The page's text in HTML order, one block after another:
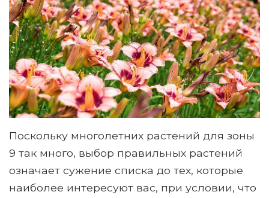
Поскольку многолетних растений для зоны
9 так много, выбор правильных растений
означает сужение списка до тех, которые
наиболее интересуют вас, при условии, что